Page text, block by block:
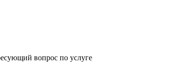
вопрос по услуге